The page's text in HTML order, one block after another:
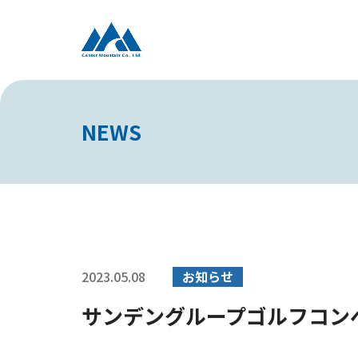
NEWS
2023.05.08 お知らせ
サンデングループゴルフコン